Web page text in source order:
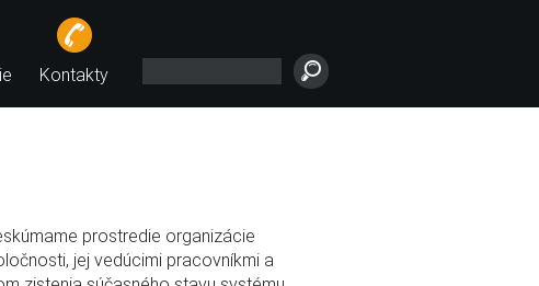
Kontakty
prostredie organizácie
jej vedúcimi pracovníkmi a